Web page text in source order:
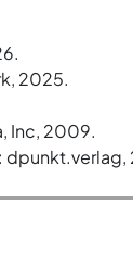
2025.
Inc, 2009.
dpunkt.verlag,